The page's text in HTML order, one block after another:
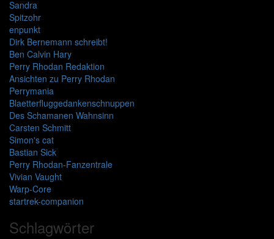
Sandra
Spitzohr
enpunkt
Dirk Bernemann schreibt!
Ben Calvin Hary
Perry Rhodan Redaktion
Ansichten zu Perry Rhodan
Perrymania
Blaetterfluggedankenschnuppen
Des Schamanen Wahnsinn
Carsten Schmitt
Simon's cat
Bastian Sick
Perry Rhodan-Fanzentrale
Vivian Vaught
Warp-Core
startrek-companion
Schlagwörter